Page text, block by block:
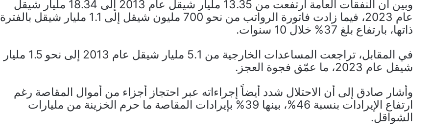
وبين أن النفقات العامة ارتفعت من 13.35 مليار شيقل عام 2013 إلى 18.34 مليار شيقل
عام 2023، فيما زادت فاتورة الرواتب من نحو 700 مليون شيقل إلى 1.1 مليار شيقل بالفترة
ذاتها، بارتفاع بلغ 37% خلال 10 سنوات.
في المقابل، تراجعت المساعدات الخارجية من 5.1 مليار شيقل عام 2013 إلى نحو 1.5 مليار
شيقل عام 2023، ما عمّق فجوة العجز.
وأشار صادق إلى أن الاحتلال شدد أيضاً إجراءاته عبر احتجاز أجزاء من أموال المقاصة رغم
ارتفاع الإيرادات بنسبة 46%، بينها 39% بإيرادات المقاصة ما حرم الخزينة من مليارات
الشواقل.